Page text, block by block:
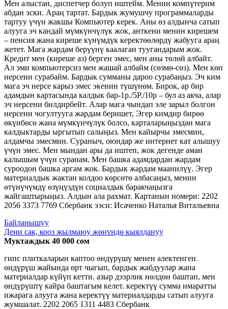
Мен алыстан, диспетчер болуп иштейм. Менин компүтерим
абдан эски. Араң тартат. Бардык жумушчу программаларды
тартуу үчүн жакшы Компьютер керек. Аны өз алдынча сатып
алууга эч кандай мүмкүнчүлүк жок, анткени менин кирешем
– пенсия жана киреше күнүмдүк керектөөлөрдү жабууга араң
жетет. Мага жардам берүүнү каалаган туугандарым жок.
Кредит мен (киреше аз) берген эмес, мен аны төлөй албайт.
Ал эми компьютерсиз мен жашай албайм (сөзмө-сөз). Мен көп
нерсени сурабайм. Бардык сумманы дароо сурабаңыз. Эч ким
мага эч нерсе карыз эмес экенин түшүнөм. Бирок, ар бир
адамдын картасында калдык бар-1р./5Р./10р – бул аз акча, алар
эч нерсени билдирбейт. Алар мага чындап эле зарыл болгон
нерсени чогултууга жардам беришет, Эгер кимдир бирөө
өкүнбөсө жана мүмкүнчүлүк болсо, карталарыңыздан мага
калдыктарды ыргытып салыңыз. Мен кайырчы эмесмин,
алдамчы эмесмин. Сураныч, оюндар же интернет кат алышуу
үчүн эмес. Мен мындан ары да иштеп, жок дегенде аман
калышым үчүн суранам. Мен башка адамдардан жардам
суроодон башка аргам жок. Бардык жардам маанилүү. Эгер
материалдык жактан колдоо көрсөтө албасаңыз, менин
өтүнүчүмдү өзүңүздүн социалдык баракчаңызга
жайгаштырыңыз. Алдын ала рахмат. Картанын номери: 2202
2056 3373 7769 Сбербанк ээси: Исаченко Наталья Витальевна
Байланышуу
Дени сак, кооз жылмаюу жөнүндө кыялдануу
Муктаждык 40 000 сом
гипс плиткаларын каптоо өндүрүшү менен алектенген.
өндүрүш жайында өрт чыгып, бардык жабдуулар жана
материалдар күйүп кетти. азыр дээрлик нөлдөн баштап, мен
өндүрүштү кайра баштагым келет. керектүү сумма имаратты
ижарага алууга жана керектүү материалдарды сатып алууга
жумшалат. 2202 2065 1311 4483 Сбербанк